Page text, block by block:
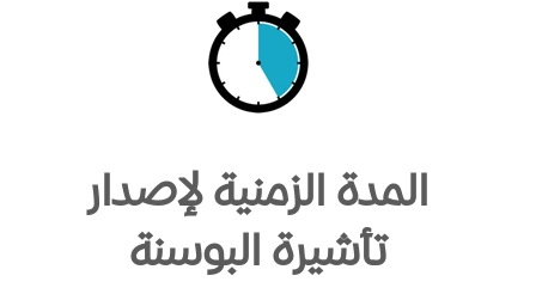
المدة الزمنية لإصدار
تأشيرة البوسنة